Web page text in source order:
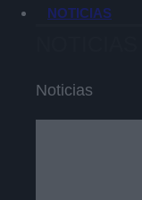
NOTICIAS
Noticias